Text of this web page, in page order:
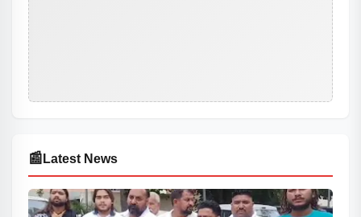
📰 Latest News